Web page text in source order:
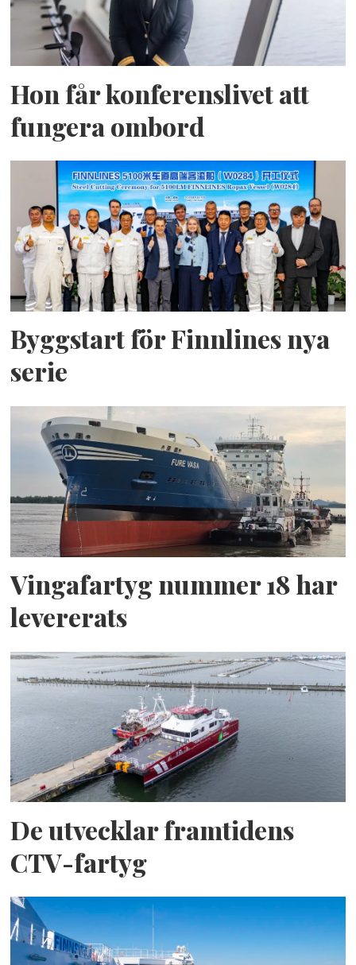
Hon får konferenslivet att
fungera ombord
Byggstart för Finnlines nya
serie
Vingafartyg nummer 18 har
levererats
De utvecklar framtidens
CTV-fartyg